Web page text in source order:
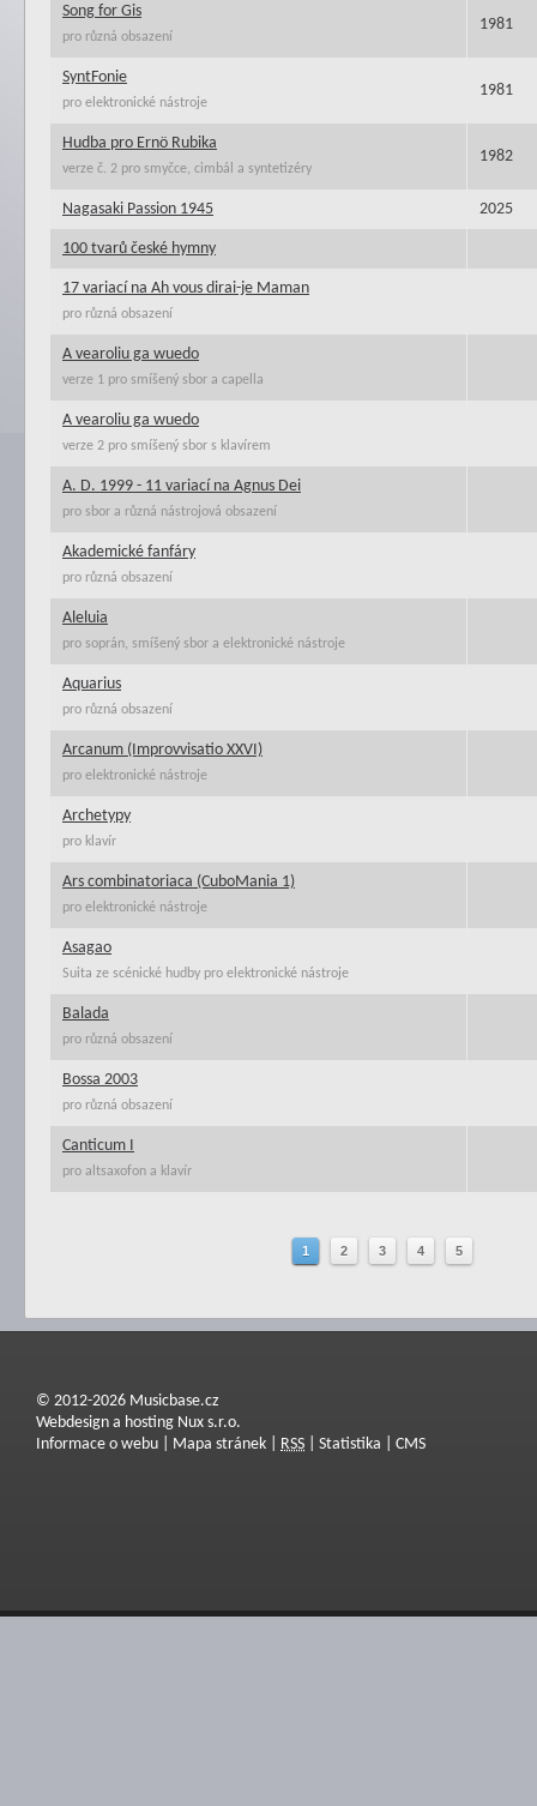
Song for Gis
pro různá obsazení
1981
SyntFonie
pro elektronické nástroje
1981
Hudba pro Ernö Rubika
verze č. 2 pro smyčce, cimbál a syntetizéry
1982
Nagasaki Passion 1945 2025
100 tvarů české hymny
17 variací na Ah vous dirai-je Maman
pro různá obsazení
A vearoliu ga wuedo
verze 1 pro smíšený sbor a capella
A vearoliu ga wuedo
verze 2 pro smíšený sbor s klavírem
A. D. 1999 - 11 variací na Agnus Dei
pro sbor a různá nástrojová obsazení
Akademické fanfáry
pro různá obsazení
Aleluia
pro soprán, smíšený sbor a elektronické nástroje
Aquarius
pro různá obsazení
Arcanum (Improvvisatio XXVI)
pro elektronické nástroje
Archetypy
pro klavír
Ars combinatoriaca (CuboMania 1)
pro elektronické nástroje
Asagao
Suita ze scénické hudby pro elektronické nástroje
Balada
pro různá obsazení
Bossa 2003
pro různá obsazení
Canticum I
pro altsaxofon a klavír
1 2 3 4 5
© 2012-2026 Musicbase.cz
Webdesign a hosting Nux s.r.o.
Informace o webu
Mapa stránek RSS Statistika CMS